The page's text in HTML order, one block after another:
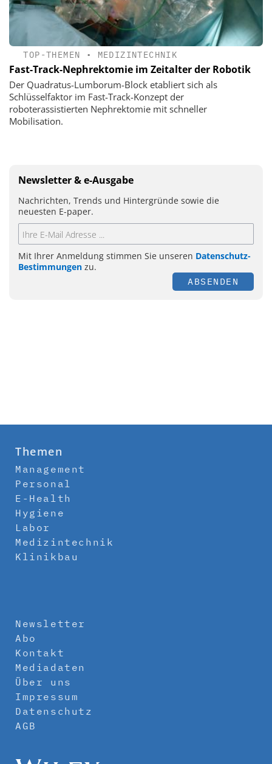
TOP-THEMEN • MEDIZINTECHNIK
Fast-Track-Nephrektomie im Zeitalter der Robotik
Der Quadratus-Lumborum-Block etabliert sich als
Schlüsselfaktor im Fast-Track-Konzept der
roboterassistierten Nephrektomie mit schneller
Mobilisation.
Newsletter & e-Ausgabe
Nachrichten, Trends und Hintergründe sowie die
neuesten E-paper.
Mit Ihrer Anmeldung stimmen Sie unseren Datenschutz-
Bestimmungen zu.
ABSENDEN
Themen
Management
Personal
E-Health
Hygiene
Labor
Medizintechnik
Klinikbau
Newsletter
Abo
Kontakt
Mediadaten
Über uns
Impressum
Datenschutz
AGB